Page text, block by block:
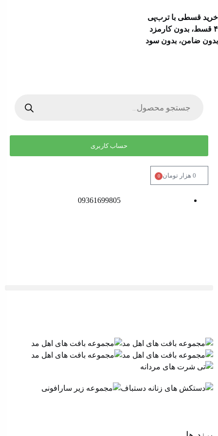
خرید قسطی با ترب‌پی
۴ قسط، بدون کارمزد
بدون ضامن، بدون سود
حساب کاربری
0 هزار تومان 0
09361699805